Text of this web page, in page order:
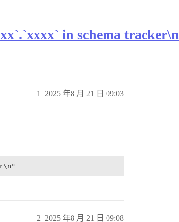
in schema
2025 年8 月 21 日 09:03
1
2025 年8 月 21 日 09:08
2